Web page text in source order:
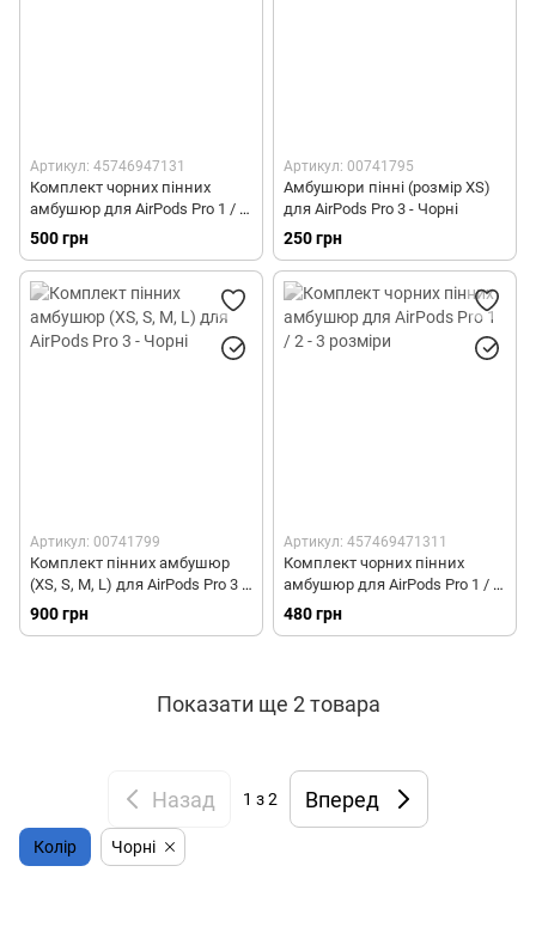
Артикул: 45746947131
Комплект чорних пінних
амбушюр для AirPods Pro 1 / 2
- 4 розміри
500 грн
Артикул: 00741795
Амбушюри пінні (розмір XS)
для AirPods Pro 3 - Чорні
250 грн
Артикул: 00741799
Комплект пінних амбушюр
(XS, S, M, L) для AirPods Pro 3 -
Чорні
900 грн
Артикул: 457469471311
Комплект чорних пінних
амбушюр для AirPods Pro 1 / 2
- 3 розміри
480 грн
Показати ще 2 товара
Назад 1 з 2 Вперед
Колір Чорні